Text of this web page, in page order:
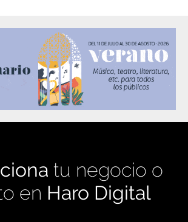
tu negocio o
en Haro Digital